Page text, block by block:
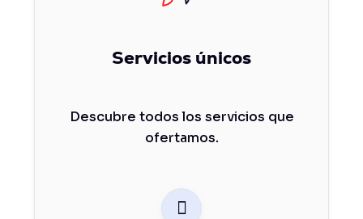
Servicios únicos
Descubre todos los servicios que
ofertamos.
